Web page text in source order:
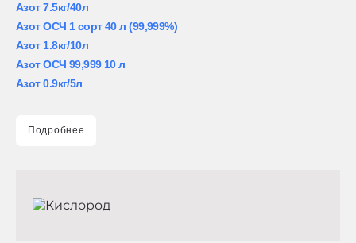
Азот 7.5кг/40л
Азот ОСЧ 1 сорт 40 л (99,999%)
Азот 1.8кг/10л
Азот ОСЧ 99,999 10 л
Азот 0.9кг/5л
Подробнее